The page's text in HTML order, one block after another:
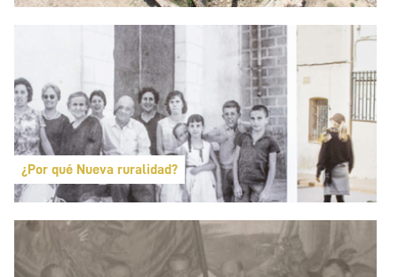
¿Por qué Nueva ruralidad?